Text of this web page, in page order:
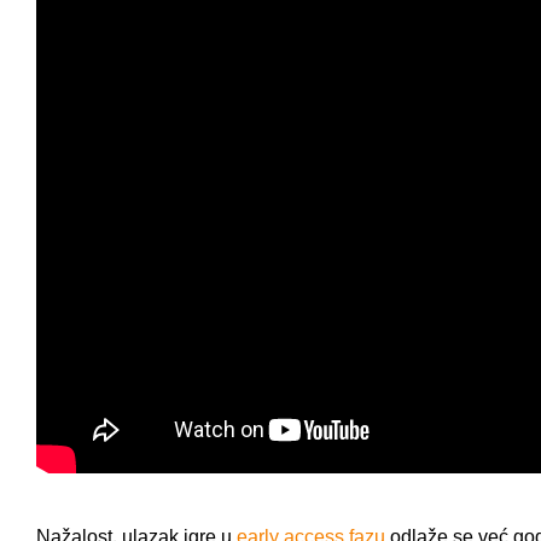
Nažalost, ulazak igre u early access fazu odlaže se već